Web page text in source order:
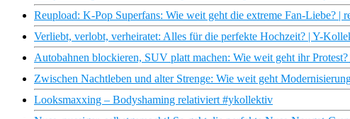
Reupload: K-Pop Superfans: Wie weit geht die extreme Fan-Liebe? |
Verliebt, verlobt, verheiratet: Alles für die perfekte Hochzeit? | Y-
Autobahnen blockieren, SUV platt machen: Wie weit geht ihr
Zwischen Nachtleben und alter Strenge: Wie weit geht
Looksmaxxing – Bodyshaming relativiert #ykollektiv